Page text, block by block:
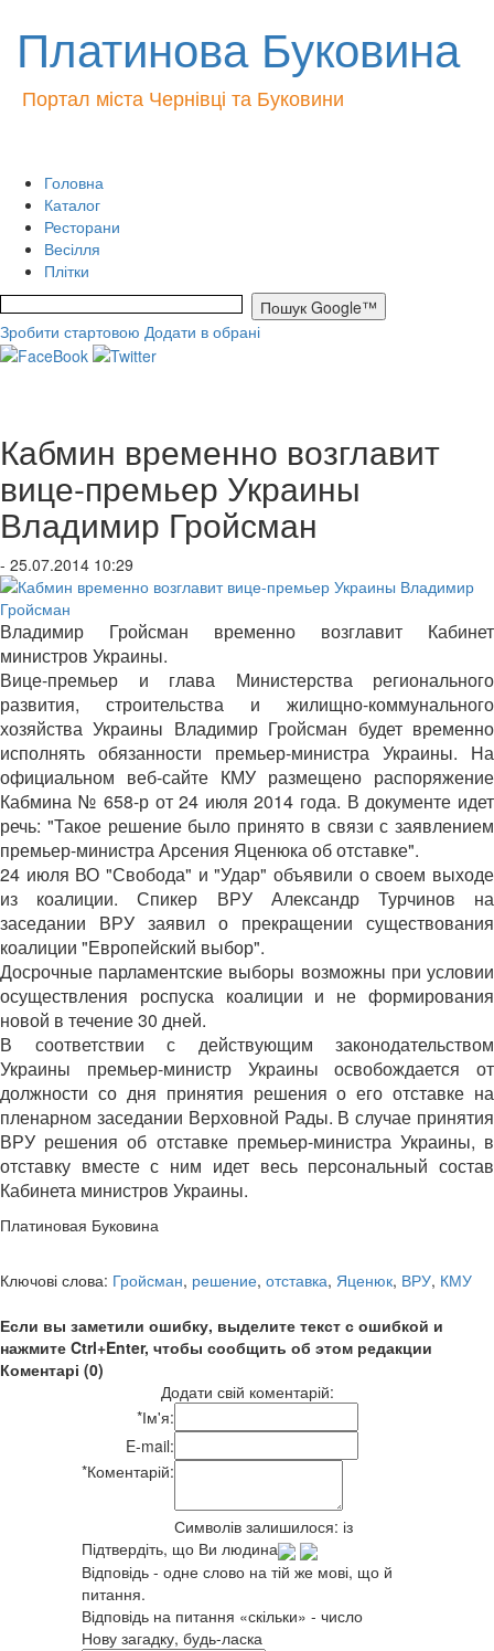
Платинова Буковина
Портал міста Чернівці та Буковини
Головна
Каталог
Ресторани
Весілля
Плітки
Зробити стартовою Додати в обрані
Кабмин временно возглавит
вице-премьер Украины
Владимир Гройсман
- 25.07.2014 10:29
Владимир Гройсман временно возглавит Кабинет
министров Украины.
Вице-премьер и глава Министерства регионального
развития, строительства и жилищно-коммунального
хозяйства Украины Владимир Гройсман будет временно
исполнять обязанности премьер-министра Украины. На
официальном веб-сайте КМУ размещено распоряжение
Кабмина № 658-р от 24 июля 2014 года. В документе идет
речь: "Такое решение было принято в связи с заявлением
премьер-министра Арсения Яценюка об отставке".
24 июля ВО "Свобода" и "Удар" объявили о своем выходе
из коалиции. Спикер ВРУ Александр Турчинов на
заседании ВРУ заявил о прекращении существования
коалиции "Европейский выбор".
Досрочные парламентские выборы возможны при условии
осуществления роспуска коалиции и не формирования
новой в течение 30 дней.
В соответствии с действующим законодательством
Украины премьер-министр Украины освобождается от
должности со дня принятия решения о его отставке на
пленарном заседании Верховной Рады. В случае принятия
ВРУ решения об отставке премьер-министра Украины, в
отставку вместе с ним идет весь персональный состав
Кабинета министров Украины.
Платиновая Буковина
Ключові слова: Гройсман, решение, отставка, Яценюк, ВРУ, КМУ
Если вы заметили ошибку, выделите текст с ошибкой и
нажмите Ctrl+Enter, чтобы сообщить об этом редакции
Коментарі (0)
Додати свій коментарій:
*Ім'я:
E-mail:
*Коментарій:
Символів залишилося: із
Підтвердіть, що Ви людина
Відповідь - одне слово на тій же мові, що й
питання.
Відповідь на питання «скільки» - число
Нову загадку, будь-ласка